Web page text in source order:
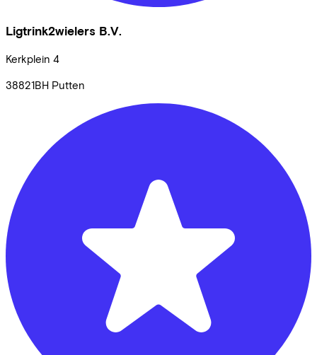
Ligtrink2wielers B.V.
Kerkplein 4
38821BH Putten